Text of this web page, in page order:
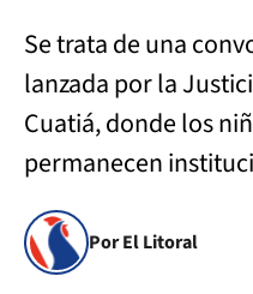
Se trata de una
lanzada por la
Cuatiá, donde los
permanecen
Por El Litoral